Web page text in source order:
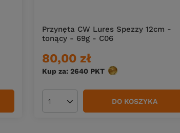
Przynęta CW Lures Spezzy 12cm -
tonący - 69g - C06
80,00 zł
Kup za: 2640 PKT punktów
Ilość produktów DO KOSZYKA